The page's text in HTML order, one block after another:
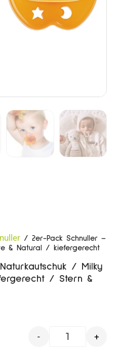
/ 2er-Pack Schnuller –
& Natural / kiefergerecht
/ Milky
/ Stern &
- +